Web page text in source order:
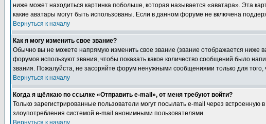
ниже может находиться картинка побольше, которая называется «аватара». Эта
какие аватары могут быть использованы. Если в данном форуме не включена
Вернуться к началу
Как я могу изменить свое звание?
Обычно вы не можете напрямую изменить свое звание (звание отображается ниже
форумов используют звания, чтобы показать какое количество сообщений было
звания. Пожалуйста, не засоряйте форум ненужными сообщениями только для
Вернуться к началу
Когда я щёлкаю по ссылке «Отправить e-mail», от меня требуют войти?
Только зарегистрированные пользователи могут посылать e-mail через
злоупотребления системой e-mail анонимными пользователями.
Вернуться к началу